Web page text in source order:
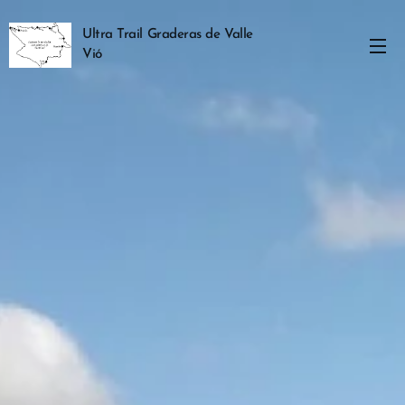
Ultra Trail Graderas de Valle
Vió